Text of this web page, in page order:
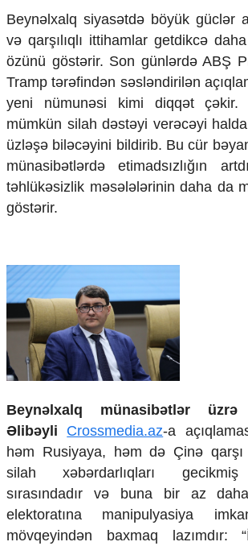
Sosioloji
Araşdırma
Multimedia
Foto
Video
İnfoqrafika
Podcast
Humanitar
Elm və təhsil
Yüksəliş hekayəsi
Mədəniyyətimizin Zəfəri
Zəfər Diasporu
Səhiyyə
Ailə və uşaq
Turizm
İqtisadiyyat
İqtisadi xəbərlər
Energetika
Neft-qaz
Əmək və sosial siyasət
Kənd təsərrüfatı
Telekommunikasiya və nəqliyyat
COP29
Beynəlxalq siyasətdə böyük güclər
və qarşılıqlı ittihamlar getdikcə
özünü göstərir. Son günlərdə ABŞ
Tramp tərəfindən səsləndirilən
yeni nümunəsi kimi diqqət
mümkün silah dəstəyi verəcəyi
üzləşə biləcəyini bildirib. Bu cür
münasibətlərdə etimadsızlığın
təhlükəsizlik məsələlərinin daha da
göstərir.
Beynəlxalq münasibətlər
Əlibəyli Crossmedia.az-a
həm Rusiyaya, həm də Çinə
silah xəbərdarlıqları gecikmiş
sırasındadır və buna bir az
elektoratına manipulyasiya
mövqeyindən baxmaq lazımdır: